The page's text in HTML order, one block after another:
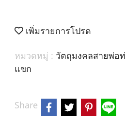
เพิ่มรายการโปรด
หมวดหมู่ : วัตถุมงคลสายพ่อ
แขก
Share